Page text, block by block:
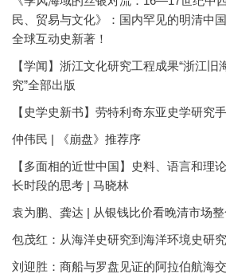
民、贸易与文化》：国内罕见的明清中
全球互动史新著！
【学闻】浙江文化研究工程成果“浙江
究”全部出版
【史学史新书】劳特利奇东亚史学研究
仲伟民 | 《崩盘》推荐序
【多面相的近世中国】史料、语言和理
长时段的思考 | 马晓林
袁为鹏、龚达 | 从银钱比价看晚清市场
包茂红：从海洋史研究到海洋环境史研究
刘迎胜：商船与罗盘见证的阿拉伯航海